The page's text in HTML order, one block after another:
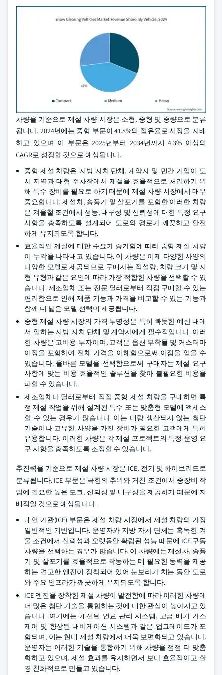
차량을 기준으로 제설 차량 시장은 소형, 중형 및 중량으로 분류
됩니다. 2024년에는 중형 부문이 41.8%의 점유율로 시장을 지배
하고 있으며 이 부문은 2025년부터 2034년까지 4.3% 이상의
CAGR로 성장할 것으로 예상됩니다.
중형 제설 차량은 지방 자치 단체, 계약자 및 민간 기업이 도
시 지역과 대형 주차장에서 제설을 효율적으로 처리하기 위
해 특수 장비를 필요로 하기 때문에 제설 차량 시장에서 매우
중요합니다. 제설차, 송풍기 및 살포기를 포함한 이러한 차량
은 겨울철 조건에서 성능, 내구성 및 신뢰성에 대한 특정 요구
사항을 충족하도록 설계되어 도로와 경로가 깨끗하고 안전
하게 유지되도록 합니다.
효율적인 제설에 대한 수요가 증가함에 따라 중형 제설 차량
이 두각을 나타내고 있습니다. 이 차량은 이제 다양한 사양의
다양한 모델로 제공되므로 구매자는 적설량, 차량 크기 및 지
형 유형과 같은 요인에 따라 가장 적합한 차량을 선택할 수 있
습니다. 제조업체 또는 전문 딜러로부터 직접 구매할 수 있는
편리함으로 인해 제품 기능과 가격을 비교할 수 있는 기능과
함께 더 넓은 모델 선택이 제공됩니다.
중형 제설 차량 시장의 가격 투명성은 특히 빠듯한 예산 내에
서 일하는 지방 자치 단체 및 계약자에게 필수적입니다. 이러
한 차량은 고비용 투자이며, 고객은 옵션 부착물 및 커스터마
이징을 포함하여 전체 가격을 이해함으로써 이점을 얻을 수
있습니다. 올바른 모델을 선택함으로써 구매자는 제설 요구
사항에 맞는 비용 효율적인 솔루션을 찾아 불필요한 비용을
피할 수 있습니다.
제조업체나 딜러로부터 직접 중형 제설 차량을 구매하면 특
정 제설 작업을 위해 설계된 특수 또는 맞춤형 모델에 액세스
할 수 있는 경우가 많습니다. 이는 대량 생산되지 않는 첨단
기술이나 고유한 사양을 가진 장비가 필요한 고객에게 특히
유용합니다. 이러한 차량은 각 제설 프로젝트의 특정 운영 요
구 사항을 충족하도록 조정할 수 있습니다.
추진력을 기준으로 제설 차량 시장은 ICE, 전기 및 하이브리드로
분류됩니다. ICE 부문은 극한의 추위와 거친 조건에서 중장비 작
업에 필요한 높은 토크, 신뢰성 및 내구성을 제공하기 때문에 지
배적일 것으로 예상됩니다.
내연 기관(ICE) 부문은 제설 차량 시장에서 제설 차량의 가장
일반적인 기반입니다. 운영자와 지방 자치 단체는 혹독한 겨
울 조건에서 신뢰성과 오랫동안 확립된 성능 때문에 ICE 구동
차량을 선택하는 경우가 많습니다. 이 차량에는 제설차, 송풍
기 및 살포기를 효율적으로 작동하는 데 필요한 동력을 제공
하는 견고한 엔진이 장착되어 있어 눈보라가 치는 동안 도로
와 주요 인프라가 깨끗하게 유지되도록 합니다.
ICE 엔진을 장착한 제설 차량이 발전함에 따라 이러한 차량에
더 많은 첨단 기술을 통합하는 것에 대한 관심이 높아지고 있
습니다. 여기에는 개선된 연료 관리 시스템, 고급 배기 가스
제어 및 향상된 내비게이션 시스템과 같은 업그레이드가 포
함되며, 이는 현대 제설 차량에서 더욱 보편화되고 있습니다.
운영자는 이러한 기술을 통합하기 위해 차량을 점점 더 맞춤
화하고 있으며, 제설 효과를 유지하면서 보다 효율적이고 환
경 친화적으로 만들고 있습니다.